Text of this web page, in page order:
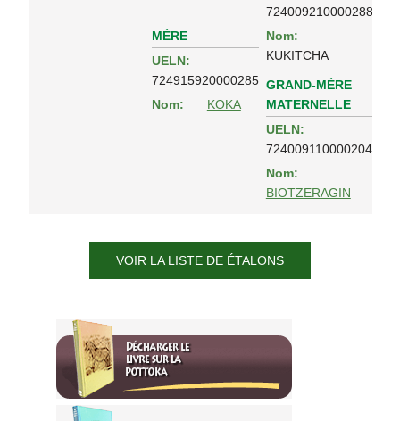
MÈRE
UELN:
724915920000285
Nom:
KOKA
724009210000288
Nom:
KUKITCHA
GRAND-MÈRE
MATERNELLE
UELN:
724009110000204
Nom:
BIOTZERAGIN
VOIR LA LISTE DE ÉTALONS